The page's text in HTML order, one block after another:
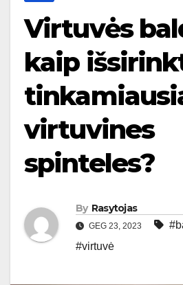
Virtuvės
kaip
virtuvines
spinteles?
By Rasytojas
GEG 23, 2023
#virtuvė